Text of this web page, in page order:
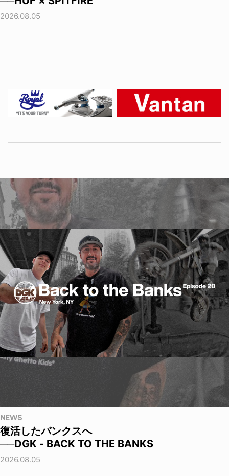
2026.08.05
NEWS
復活したバンクスへ
──DGK - BACK TO THE BANKS
2026.08.05